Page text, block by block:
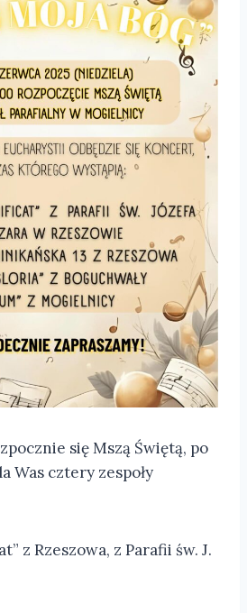
się Mszą Świętą, po
Was cztery zespoły
z Rzeszowa, z Parafii św. J.